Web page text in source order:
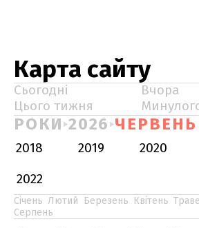
Карта сайту
Сьогодні
Вчора
Цього тижня
РОКИ 2026 ЧЕРВЕНЬ
2018 2019 2020
2022
Січень Лютий Березень Квітень
Серпень